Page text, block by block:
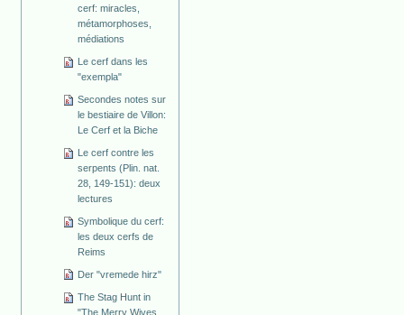
cerf: miracles,
métamorphoses,
médiations
Le cerf dans les
"exempla"
Secondes notes sur
le bestiaire de Villon:
Le Cerf et la Biche
Le cerf contre les
serpents (Plin. nat.
28, 149-151): deux
lectures
Symbolique du cerf:
les deux cerfs de
Reims
Der "vremede hirz"
The Stag Hunt in
"The Merry Wives